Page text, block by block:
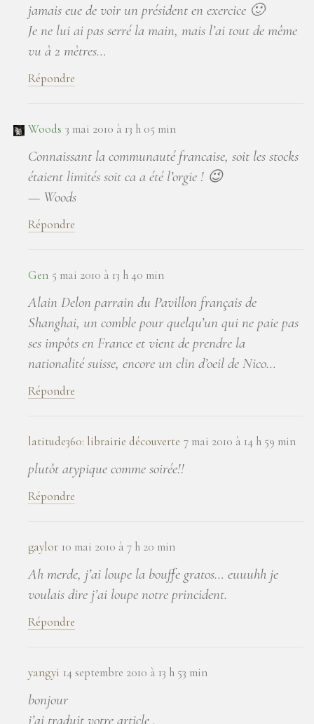
jamais eue de voir un président en exercice 🙂
Je ne lui ai pas serré la main, mais l’ai tout de même
vu à 2 mètres…
Répondre
Woods 3 mai 2010 à 13 h 05 min
Connaissant la communauté francaise, soit les stocks
étaient limités soit ca a été l’orgie ! 😉
— Woods
Répondre
Gen 5 mai 2010 à 13 h 40 min
Alain Delon parrain du Pavillon français de
Shanghai, un comble pour quelqu’un qui ne paie pas
ses impôts en France et vient de prendre la
nationalité suisse, encore un clin d’oeil de Nico…
Répondre
latitude360: librairie découverte 7 mai 2010 à 14 h 59 min
plutôt atypique comme soirée!!
Répondre
gaylor 10 mai 2010 à 7 h 20 min
Ah merde, j’ai loupe la bouffe gratos… euuuhh je
voulais dire j’ai loupe notre princident.
Répondre
yangyi 14 septembre 2010 à 13 h 53 min
bonjour
j’ai traduit votre article .